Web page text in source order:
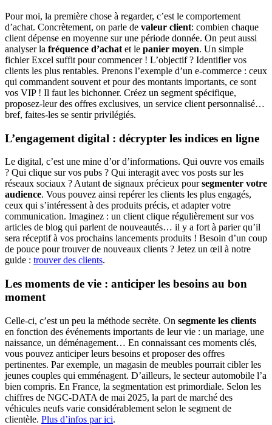
Pour moi, la première chose à regarder, c’est le comportement
d’achat. Concrètement, on parle de valeur client: combien chaque
client dépense en moyenne sur une période donnée. On peut aussi
analyser la fréquence d’achat et le panier moyen. Un simple
fichier Excel suffit pour commencer ! L’objectif ? Identifier vos
clients les plus rentables. Prenons l’exemple d’un e-commerce : ceux
qui commandent souvent et pour des montants importants, ce sont
vos VIP ! Il faut les bichonner. Créez un segment spécifique,
proposez-leur des offres exclusives, un service client personnalisé…
bref, faites-les se sentir privilégiés.
L’engagement digital : décrypter les indices en ligne
Le digital, c’est une mine d’or d’informations. Qui ouvre vos emails
? Qui clique sur vos pubs ? Qui interagit avec vos posts sur les
réseaux sociaux ? Autant de signaux précieux poursegmenter votre
audience. Vous pouvez ainsi repérer les clients les plus engagés,
ceux qui s’intéressent à des produits précis, et adapter votre
communication. Imaginez : un client clique régulièrement sur vos
articles de blog qui parlent de nouveautés… il y a fort à parier qu’il
sera réceptif à vos prochains lancements produits ! Besoin d’un coup
de pouce pour trouver de nouveaux clients ? Jetez un œil à notre
guide : trouver des clients.
Les moments de vie : anticiper les besoins au bon
moment
Celle-ci, c’est un peu la méthode secrète. On segmente les clients
en fonction des événements importants de leur vie : un mariage, une
naissance, un déménagement… En connaissant ces moments clés,
vous pouvez anticiper leurs besoins et proposer des offres
pertinentes. Par exemple, un magasin de meubles pourrait cibler les
jeunes couples qui emménagent. D’ailleurs, le secteur automobile l’a
bien compris. En France, la segmentation est primordiale. Selon les
chiffres de NGC-DATA de mai 2025, la part de marché des
véhicules neufs varie considérablement selon le segment de
clientèle. Plus d’infos par ici.